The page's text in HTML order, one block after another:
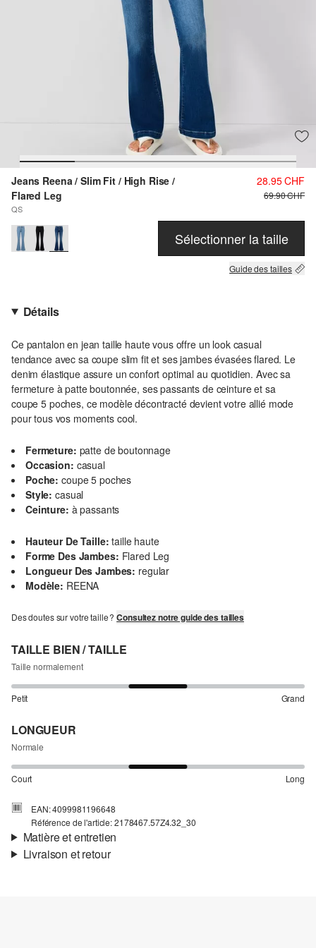
Jeans Reena / Slim Fit / High Rise /
Flared Leg
QS
28.95 CHF
69.90 CHF
Sélectionner la taille
Guide des tailles
Détails
Ce pantalon en jean taille haute vous offre un look casual
tendance avec sa coupe slim fit et ses jambes évasées flared. Le
denim élastique assure un confort optimal au quotidien. Avec sa
fermeture à patte boutonnée, ses passants de ceinture et sa
coupe 5 poches, ce modèle décontracté devient votre allié mode
pour tous vos moments cool.
Fermeture: patte de boutonnage
Occasion: casual
Poche: coupe 5 poches
Style: casual
Ceinture: à passants
Hauteur De Taille: taille haute
Forme Des Jambes: Flared Leg
Longueur Des Jambes: regular
Modèle: REENA
Des doutes sur votre taille ?Consultez notre guide des tailles
TAILLE BIEN / TAILLE
Taille normalement
Petit Grand
LONGUEUR
Normale
Court Long
EAN: 4099981196648
Référence de l'article: 2178467.57Z4.32_30
Matière et entretien
Livraison et retour